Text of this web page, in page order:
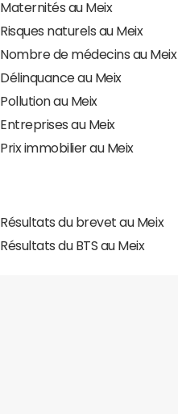
Maternités au Meix
Risques naturels au Meix
Nombre de médecins au Meix
Délinquance au Meix
Pollution au Meix
Entreprises au Meix
Prix immobilier au Meix
Résultats du brevet au Meix
Résultats du BTS au Meix